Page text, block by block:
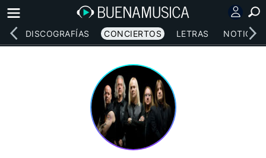
DISCOGRAFÍAS CONCIERTOS LETRAS NOTICIAS